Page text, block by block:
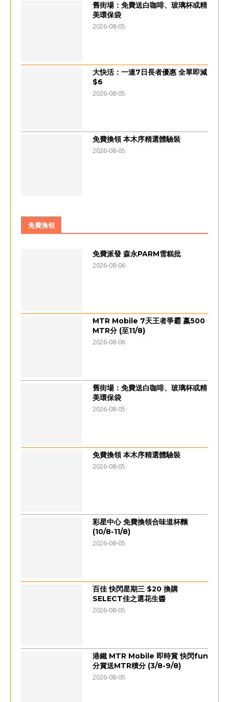
舊街場：免費送白咖啡、玻璃杯或精
美環保袋
2026-08-05
大快活：一連7日長者優惠 全單即減
$6
2026-08-05
免費換領 本木序精選體驗裝
2026-08-05
免費換領
免費派發 森永PARM雪糕批
2026-08-06
MTR Mobile 7天王者爭霸 嬴500
MTR分 (至11/8)
2026-08-06
舊街場：免費送白咖啡、玻璃杯或精
美環保袋
2026-08-05
免費換領 本木序精選體驗裝
2026-08-05
彩星中心 免費換領合味道杯麵
(10/8-11/8)
2026-08-05
百佳 快閃星期三 $20 換購
SELECT佳之選花生醬
2026-08-05
港鐵 MTR Mobile 即時賞 快閃fun
分賞送MTR積分 (3/8-9/8)
2026-08-05